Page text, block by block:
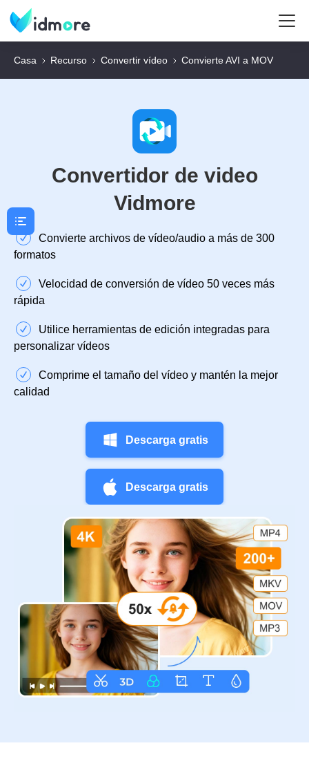
Casa Recurso Convertir vídeo Convierte AVI a MOV
Convertidor de video
Vidmore
Convierte archivos de vídeo/audio a más de 300
formatos
Velocidad de conversión de vídeo 50 veces más
rápida
Utilice herramientas de edición integradas para
personalizar vídeos
Comprime el tamaño del vídeo y mantén la mejor
calidad
Descarga gratis
Descarga gratis